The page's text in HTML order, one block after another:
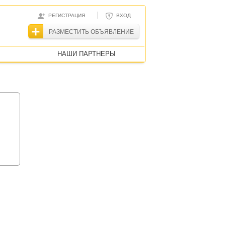
РЕГИСТРАЦИЯ | ВХОД
РАЗМЕСТИТЬ ОБЪЯВЛЕНИЕ
НАШИ ПАРТНЕРЫ